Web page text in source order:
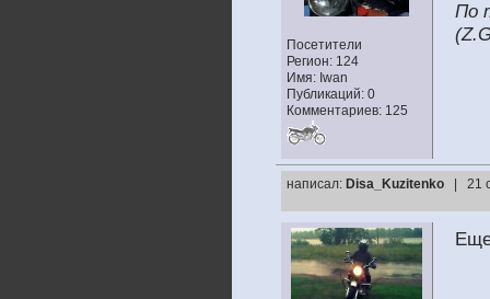
Посетители
Регион: 124
Имя: Iwan
Публикаций: 0
Комментариев: 125
По
написал: Disa_Kuzitenko | 21